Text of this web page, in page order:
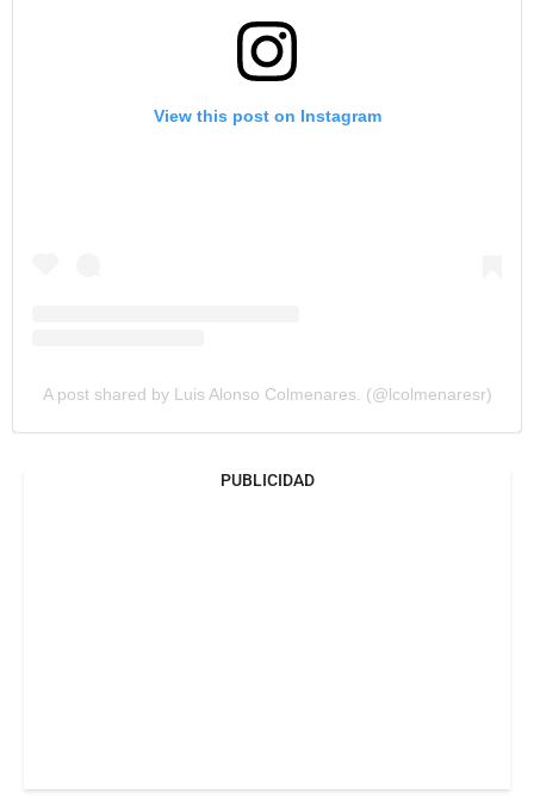
View this post on Instagram
A post shared by Luis Alonso Colmenares. (@lcolmenaresr)
PUBLICIDAD